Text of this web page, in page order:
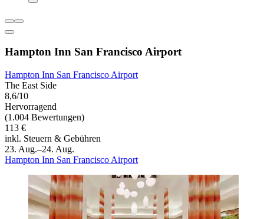
Hampton Inn San Francisco Airport
Hampton Inn San Francisco Airport
The East Side
8,6/10
Hervorragend
(1.004 Bewertungen)
113 €
inkl. Steuern & Gebühren
23. Aug.–24. Aug.
Hampton Inn San Francisco Airport